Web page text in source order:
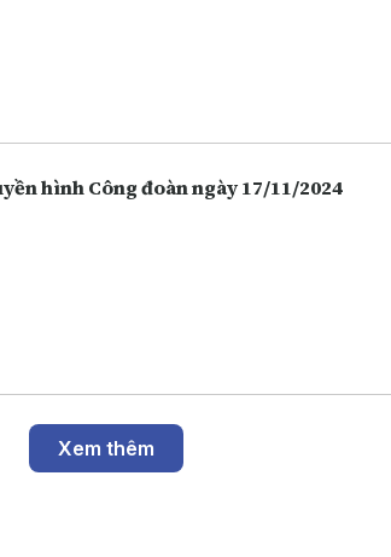
hình Công đoàn ngày 17/11/2024
Xem thêm